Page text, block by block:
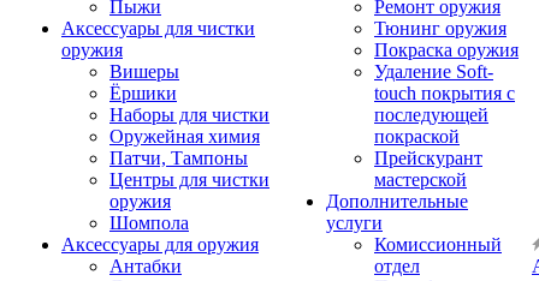
Пыжи
Аксессуары для чистки
оружия
Вишеры
Ёршики
Наборы для чистки
Оружейная химия
Патчи, Тампоны
Центры для чистки
оружия
Шомпола
Аксессуары для оружия
Антабки
Ремонт оружия
Тюнинг оружия
Покраска оружия
Удаление Soft-
touch покрытия с
последующей
покраской
Прейскурант
мастерской
Дополнительные
услуги
Комиссионный
отдел